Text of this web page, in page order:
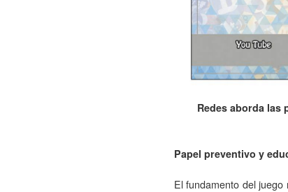
Redes aborda las
Papel preventivo y
El fundamento del